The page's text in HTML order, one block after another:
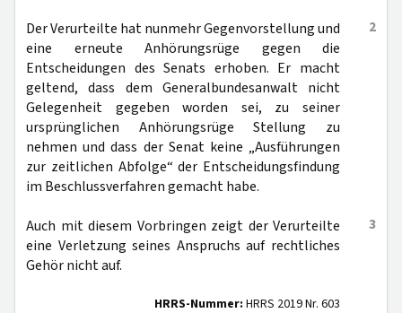
2
Der Verurteilte hat nunmehr Gegenvorstellung und
eine erneute Anhörungsrüge gegen die
Entscheidungen des Senats erhoben. Er macht
geltend, dass dem Generalbundesanwalt nicht
Gelegenheit gegeben worden sei, zu seiner
ursprünglichen Anhörungsrüge Stellung zu
nehmen und dass der Senat keine „Ausführungen
zur zeitlichen Abfolge“ der Entscheidungsfindung
im Beschlussverfahren gemacht habe.
3
Auch mit diesem Vorbringen zeigt der Verurteilte
eine Verletzung seines Anspruchs auf rechtliches
Gehör nicht auf.
HRRS-Nummer: HRRS 2019 Nr. 603